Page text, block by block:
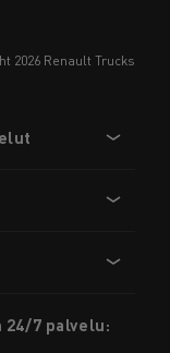
2026 Renault Trucks
7 palvelu: